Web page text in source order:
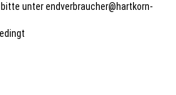
unter endverbraucher@hartkorn-